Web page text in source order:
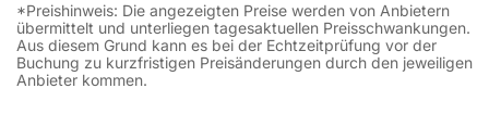
*Preishinweis: Die angezeigten Preise werden von Anbietern
übermittelt und unterliegen tagesaktuellen Preisschwankungen.
Aus diesem Grund kann es bei der Echtzeitprüfung vor der
Buchung zu kurzfristigen Preisänderungen durch den jeweiligen
Anbieter kommen.